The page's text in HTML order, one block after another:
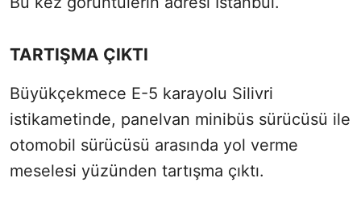
TARTIŞMA ÇIKTI
Büyükçekmece E-5 karayolu Silivri
istikametinde, panelvan minibüs sürücüsü ile
otomobil sürücüsü arasında yol verme
meselesi yüzünden tartışma çıktı.